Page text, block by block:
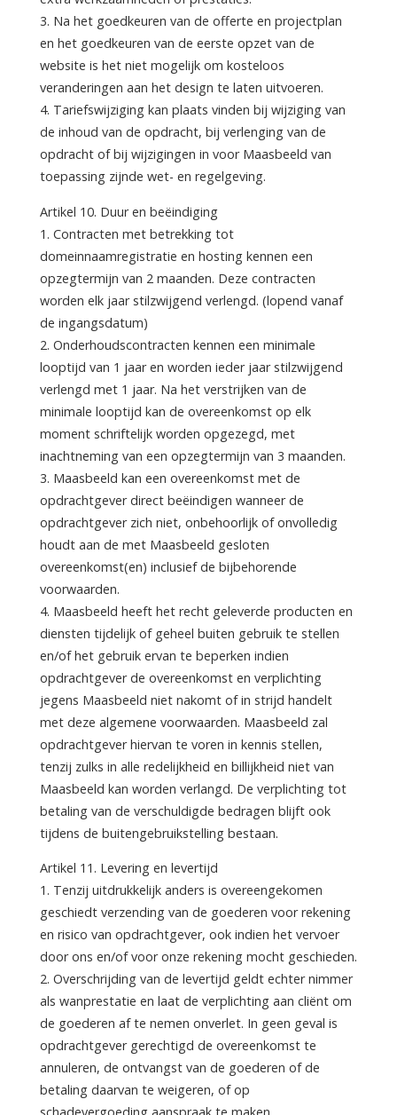
3. Na het goedkeuren van de offerte en projectplan
en het goedkeuren van de eerste opzet van de
website is het niet mogelijk om kosteloos
veranderingen aan het design te laten uitvoeren.
4. Tariefswijziging kan plaats vinden bij wijziging van
de inhoud van de opdracht, bij verlenging van de
opdracht of bij wijzigingen in voor Maasbeeld van
toepassing zijnde wet- en regelgeving.
Artikel 10. Duur en beëindiging
1. Contracten met betrekking tot
domeinnaamregistratie en hosting kennen een
opzegtermijn van 2 maanden. Deze contracten
worden elk jaar stilzwijgend verlengd. (lopend vanaf
de ingangsdatum)
2. Onderhoudscontracten kennen een minimale
looptijd van 1 jaar en worden ieder jaar stilzwijgend
verlengd met 1 jaar. Na het verstrijken van de
minimale looptijd kan de overeenkomst op elk
moment schriftelijk worden opgezegd, met
inachtneming van een opzegtermijn van 3 maanden.
3. Maasbeeld kan een overeenkomst met de
opdrachtgever direct beëindigen wanneer de
opdrachtgever zich niet, onbehoorlijk of onvolledig
houdt aan de met Maasbeeld gesloten
overeenkomst(en) inclusief de bijbehorende
voorwaarden.
4. Maasbeeld heeft het recht geleverde producten en
diensten tijdelijk of geheel buiten gebruik te stellen
en/of het gebruik ervan te beperken indien
opdrachtgever de overeenkomst en verplichting
jegens Maasbeeld niet nakomt of in strijd handelt
met deze algemene voorwaarden. Maasbeeld zal
opdrachtgever hiervan te voren in kennis stellen,
tenzij zulks in alle redelijkheid en billijkheid niet van
Maasbeeld kan worden verlangd. De verplichting tot
betaling van de verschuldigde bedragen blijft ook
tijdens de buitengebruikstelling bestaan.
Artikel 11. Levering en levertijd
1. Tenzij uitdrukkelijk anders is overeengekomen
geschiedt verzending van de goederen voor rekening
en risico van opdrachtgever, ook indien het vervoer
door ons en/of voor onze rekening mocht geschieden.
2. Overschrijding van de levertijd geldt echter nimmer
als wanprestatie en laat de verplichting aan cliënt om
de goederen af te nemen onverlet. In geen geval is
opdrachtgever gerechtigd de overeenkomst te
annuleren, de ontvangst van de goederen of de
betaling daarvan te weigeren, of op